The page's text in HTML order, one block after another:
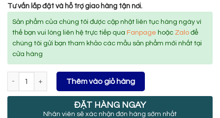
Tư vấn lắp đặt và hỗ trợ giao hàng tận nơi.
Sản phẩm của chúng tôi được cập nhật liên tục hàng ngày vì
thế bạn vui lòng liên hệ trực tiếp qua Fanpage hoặc Zalo để
chúng tôi gửi bạn tham khảo các mẫu sản phẩm mới nhất tại
cửa hàng
Thêm vào giỏ hàng
ĐẶT HÀNG NGAY
Nhân viên sẽ xác nhận đơn hàng sớm nhất